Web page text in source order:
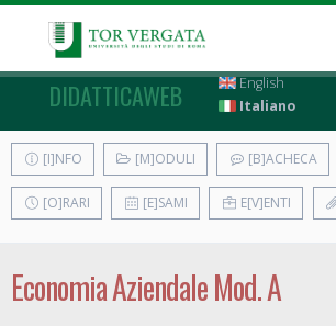
DIDATTICAWEB
English
Italiano
[I]NFO [M]ODULI [B]ACHECA
[O]RARI [E]SAMI E[V]ENTI
Economia Aziendale Mod. A